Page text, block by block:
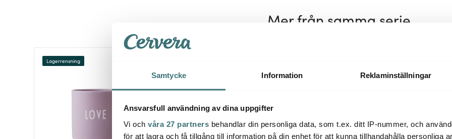
Samtycke Information Reklaminställningar
Ansvarsfull användning av dina uppgifter
Vi och våra 27 partners behandlar din personliga data, som t.ex. ditt IP-nummer, och
för att lagra och få tillgång till information på din enhet för att kunna tillhandahålla personliga
Mer från samma serie
Lagerrensning